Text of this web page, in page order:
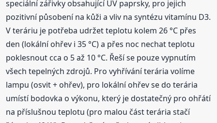
speciální zářivky obsahující UV paprsky, pro jejich
pozitivní působení na kůži a vliv na syntézu vitamínu D3.
V teráriu je potřeba udržet teplotu kolem 26 °C přes
den (lokální ohřev i 35 °C) a přes noc nechat teplotu
poklesnout cca o 5 až 10 °C. Řeší se pouze vypnutím
všech tepelných zdrojů. Pro vyhřívání terária volíme
lampu (osvit + ohřev), pro lokální ohřev se do terária
umístí bodovka o výkonu, který je dostatečný pro ohřátí
na příslušnou teplotu (pro malou část terária stačí